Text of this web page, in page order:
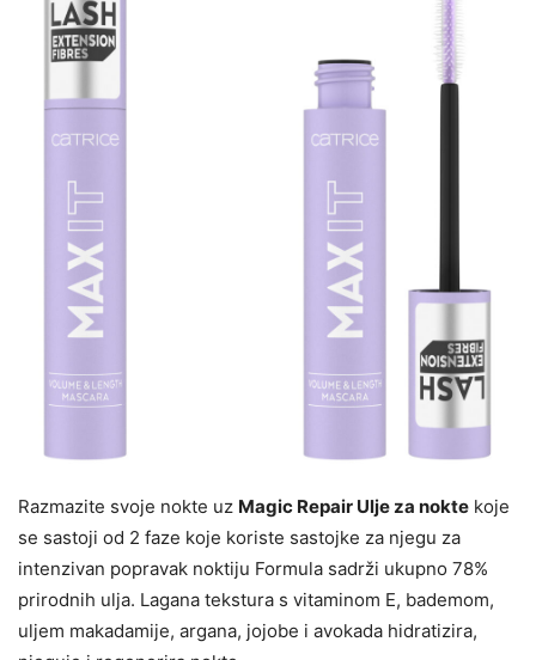
Razmazite svoje nokte uz Magic Repair Ulje za nokte koje
se sastoji od 2 faze koje koriste sastojke za njegu za
intenzivan popravak noktiju Formula sadrži ukupno 78%
prirodnih ulja. Lagana tekstura s vitaminom E, bademom,
uljem makadamije, argana, jojobe i avokada hidratizira,